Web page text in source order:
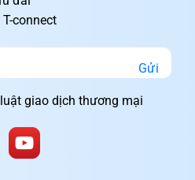
connect
Gửi
giao dịch thương mại